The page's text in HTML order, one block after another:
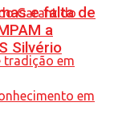
e falta de
a
Silvério